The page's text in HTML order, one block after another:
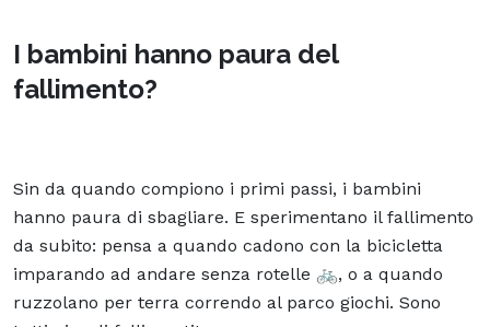
I bambini hanno paura del
fallimento?
Sin da quando compiono i primi passi, i bambini
hanno paura di sbagliare. E sperimentano il fallimento
da subito: pensa a quando cadono con la bicicletta
imparando ad andare senza rotelle 🚲, o a quando
ruzzolano per terra correndo al parco giochi. Sono